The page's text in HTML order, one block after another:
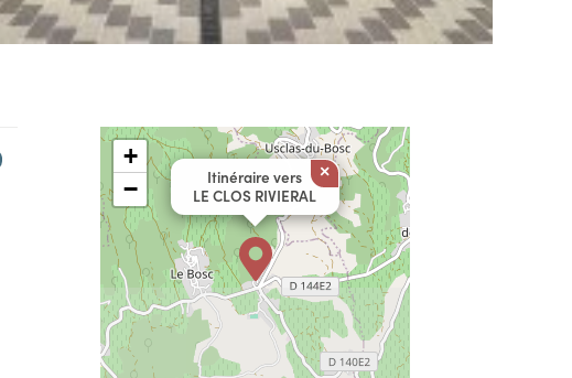
Itinéraire vers
LE CLOS RIVIERAL
×
+
−